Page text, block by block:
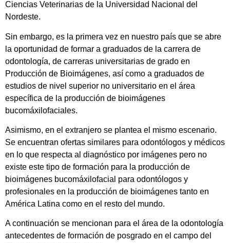
Ciencias Veterinarias de la Universidad Nacional del
Nordeste.
Sin embargo, es la primera vez en nuestro país que se abre
la oportunidad de formar a graduados de la carrera de
odontología, de carreras universitarias de grado en
Producción de Bioimágenes, así como a graduados de
estudios de nivel superior no universitario en el área
específica de la producción de bioimágenes
bucomáxilofaciales.
Asimismo, en el extranjero se plantea el mismo escenario.
Se encuentran ofertas similares para odontólogos y médicos
en lo que respecta al diagnóstico por imágenes pero no
existe este tipo de formación para la producción de
bioimágenes bucomáxilofacial para odontólogos y
profesionales en la producción de bioimágenes tanto en
América Latina como en el resto del mundo.
A continuación se mencionan para el área de la odontología
antecedentes de formación de posgrado en el campo del